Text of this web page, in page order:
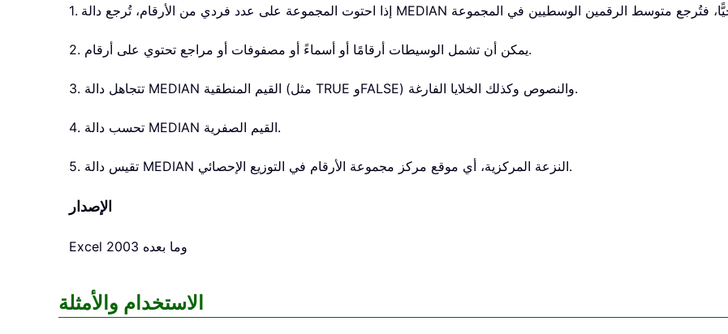
2. يمكن أن تشمل الوسيطات أرقامًا أو أسماءً أو مصفوفات أو مراجع تحتوي على أرقام.
3. تتجاهل دالة MEDIAN القيم المنطقية (مثل TRUE وFALSE) والنصوص وكذلك الخلايا الفارغة.
4. تحسب دالة MEDIAN القيم الصفرية.
5. تقيس دالة MEDIAN النزعة المركزية، أي موقع مركز مجموعة الأرقام في التوزيع الإحصائي.
الإصدار
Excel 2003 وما بعده
الاستخدام والأمثلة